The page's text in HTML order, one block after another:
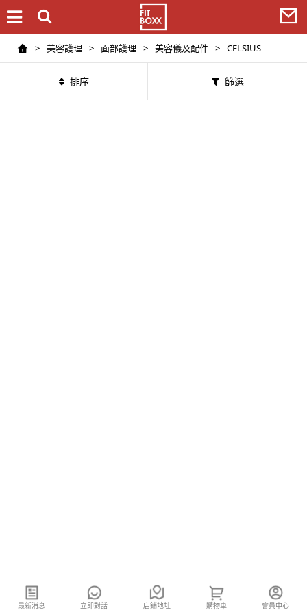
> 美容護理 > 面部護理 > 美容儀及配件 > CELSIUS
排序 篩選
最新消息 立即對話 店鋪地址 購物車 會員中心